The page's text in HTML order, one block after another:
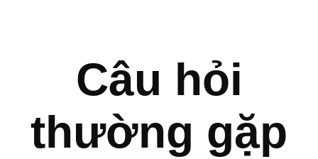
Câu hỏi
thường gặp